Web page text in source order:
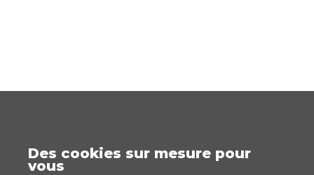
Des cookies sur mesure pour
vous